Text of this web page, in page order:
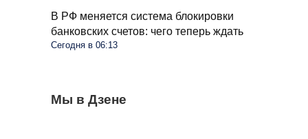
В РФ меняется система блокировки
банковских счетов: чего теперь ждать
Сегодня в 06:13
Мы в Дзене
Помидоры будут спасены от фитофторы:
достаточно одной таблетки
Весь крыжовник покрылся белым
Пенсионеров в больших квартирах ждут